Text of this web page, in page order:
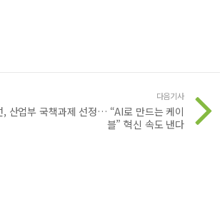
다음기사
, 산업부 국책과제 선정… “AI로 만드는 케이
블” 혁신 속도 낸다